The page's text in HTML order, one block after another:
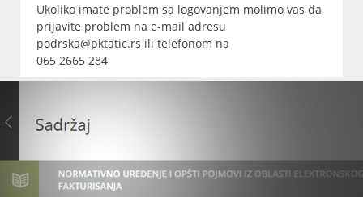
Ukoliko imate problem sa logovanjem molimo vas da
prijavite problem na e-mail adresu
podrska@pktatic.rs ili telefonom na
065 2665 284